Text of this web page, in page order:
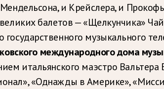
и Крейслера, и
балетов — «Щелкунчика»
музыкального
международного дома
итальянского маэстро
«Однажды в Америке»,